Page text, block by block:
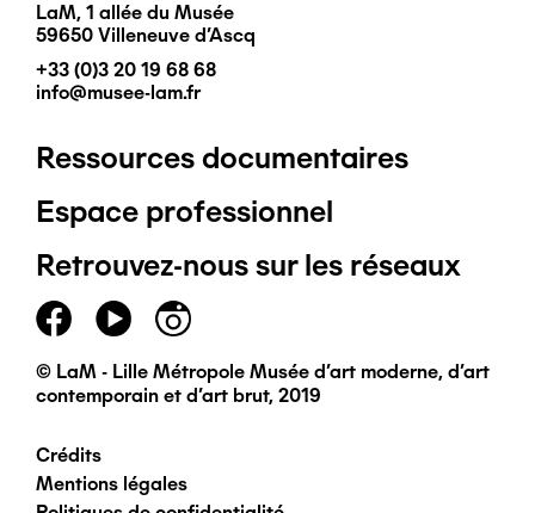
LaM, 1 allée du Musée
59650 Villeneuve d'Ascq
+33 (0)3 20 19 68 68
info@musee-lam.fr
Pied
de
page
principal
Ressources documentaires
Espace professionnel
Retrouvez-nous sur les réseaux
© LaM - Lille Métropole Musée d'art moderne, d'art
contemporain et d'art brut, 2019
Pied
Crédits
Mentions légales